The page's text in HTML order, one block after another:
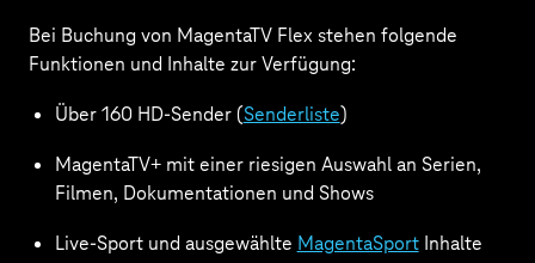
Bei Buchung von MagentaTV Flex stehen folgende
Funktionen und Inhalte zur Verfügung:
Über 160 HD-Sender (Senderliste)
MagentaTV+ mit einer riesigen Auswahl an Serien,
Filmen, Dokumentationen und Shows
Live-Sport und ausgewählte MagentaSportInhalte